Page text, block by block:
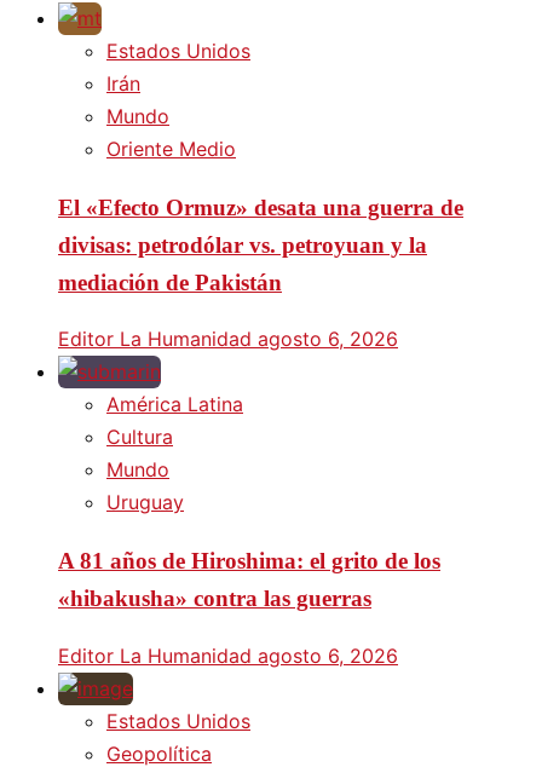
Estados Unidos
Irán
Mundo
Oriente Medio
El «Efecto Ormuz» desata una guerra de
divisas: petrodólar vs. petroyuan y la
mediación de Pakistán
Editor La Humanidad agosto 6, 2026
América Latina
Cultura
Mundo
Uruguay
A 81 años de Hiroshima: el grito de los
«hibakusha» contra las guerras
Editor La Humanidad agosto 6, 2026
Estados Unidos
Geopolítica